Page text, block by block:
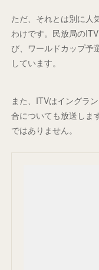
ただ、それとは別に人
わけです。民放局の
び、ワールドカップ予
しています。
また、ITVはイングラ
合についても放送しま
ではありません。